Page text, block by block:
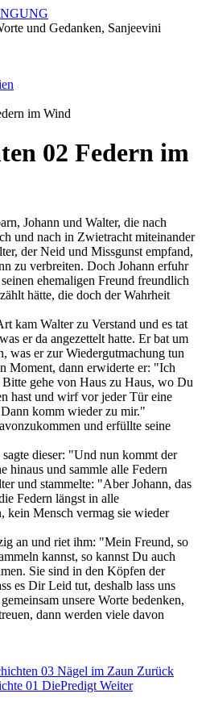
und Gedanken, Sanjeevini
im Wind
02 Federn im
Johann und Walter, die nach
und nach in Zwietracht miteinander
der Neid und Missgunst empfand,
zu verbreiten. Doch Johann erfuhr
ehemaligen Freund freundlich
hätte, die doch der Wahrheit
kam Walter zu Verstand und es tat
er da angezettelt hatte. Er bat um
was er zur Wiedergutmachung tun
Moment, dann erwiderte er: "Ich
gehe von Haus zu Haus, wo Du
hast und wirf vor jeder Tür eine
komm wieder zu mir."
und erfüllte seine
dieser: "Und nun kommt der
hinaus und sammle alle Federn
und stammelte: "Aber Johann, das
Federn längst in alle
kein Mensch vermag sie wieder
an und riet ihm: "Mein Freund, so
kannst, so kannst Du auch
Sie sind in den Köpfen der
es Dir Leid tut, deshalb lass uns
unsere Worte bedenken,
dann werden viele davon
03 Nägel im Zaun Zurück
01 DiePredigt Weiter